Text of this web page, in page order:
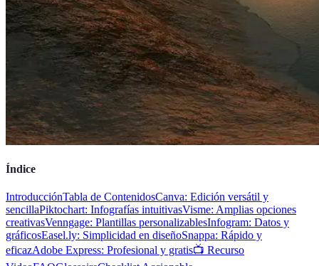
Índice
IntroducciónTabla de ContenidosCanva: Edición versátil y
sencillaPiktochart: Infografías intuitivasVisme: Amplias opciones
creativasVenngage: Plantillas personalizablesInfogram: Datos y
gráficosEasel.ly: Simplicidad en diseñoSnappa: Rápido y
eficazAdobe Express: Profesional y gratis📺 Recurso